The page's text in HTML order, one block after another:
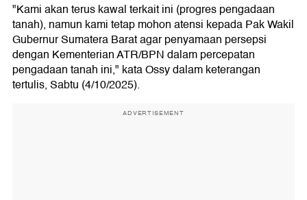
"Kami akan terus kawal terkait ini (progres pengadaan
tanah), namun kami tetap mohon atensi kepada Pak Wakil
Gubernur Sumatera Barat agar penyamaan persepsi
dengan Kementerian ATR/BPN dalam percepatan
pengadaan tanah ini," kata Ossy dalam keterangan
tertulis, Sabtu (4/10/2025).
ADVERTISEMENT